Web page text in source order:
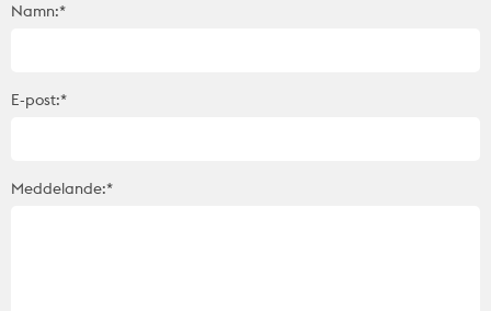
Namn:*
E-post:*
Meddelande:*